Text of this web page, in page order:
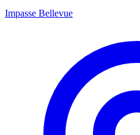
Impasse Bellevue